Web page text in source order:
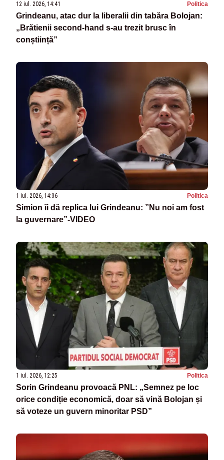
12 iul. 2026, 14:41 Politica
Grindeanu, atac dur la liberalii din tabăra Bolojan:
„Brătienii second-hand s-au trezit brusc în
conștiință”
1 iul. 2026, 14:36 Politica
Simion îi dă replica lui Grindeanu: ”Nu noi am fost
la guvernare”-VIDEO
1 iul. 2026, 12:25 Politica
Sorin Grindeanu provoacă PNL: „Semnez pe loc
orice condiție economică, doar să vină Bolojan și
să voteze un guvern minoritar PSD”